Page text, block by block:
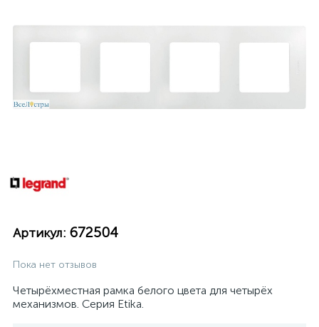
Артикул: 672504
Пока нет отзывов
Четырёхместная рамка белого цвета для четырёх
механизмов. Серия Etika.